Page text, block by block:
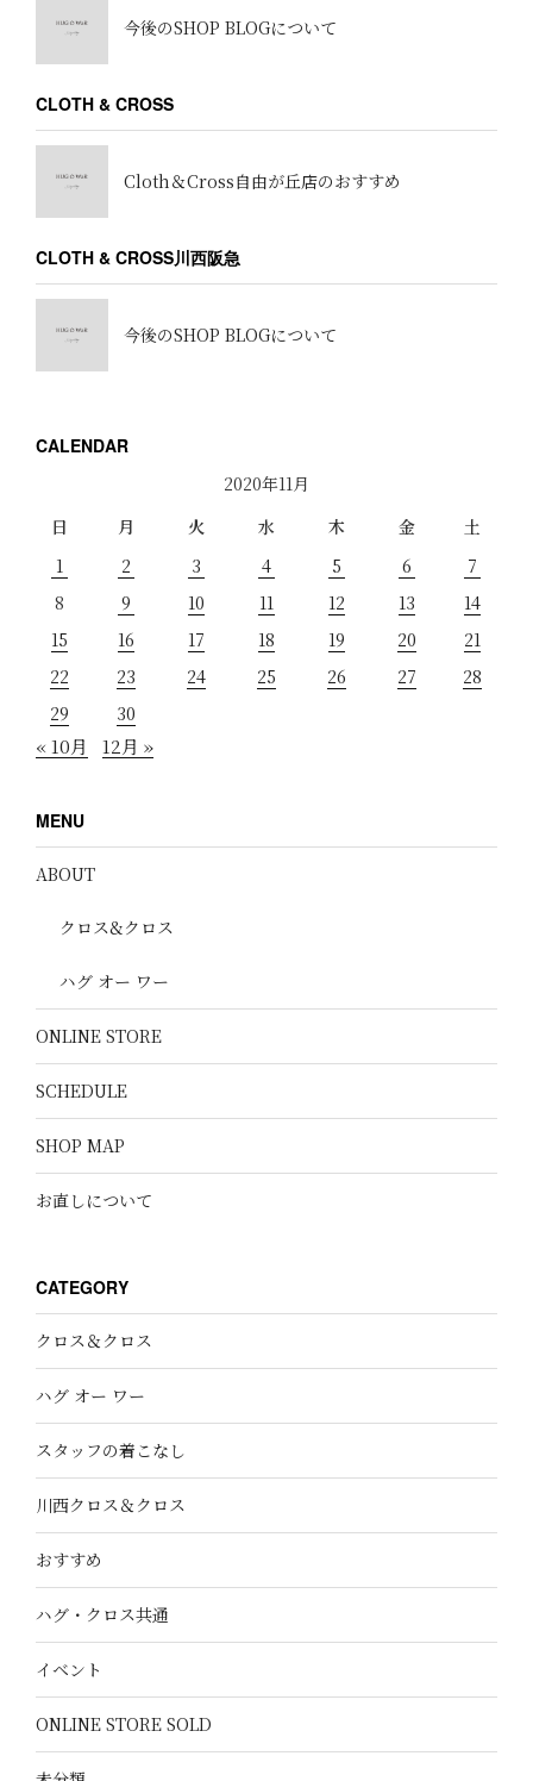
今後のSHOP BLOGについて
CLOTH & CROSS
Cloth＆Cross自由が丘店のおすすめ
CLOTH & CROSS川西阪急
今後のSHOP BLOGについて
CALENDAR
2020年11月
日
月 火 水 木 金
土
1
2 3 4 5 6
7
8
9 10 11 12 13
14
15
16 17 18 19 20
21
22
23 24 25 26 27
28
29
30
« 10月 12月 »
MENU
ABOUT
クロス&クロス
ハグ オー ワー
ONLINE STORE
SCHEDULE
SHOP MAP
お直しについて
CATEGORY
クロス＆クロス
ハグ オー ワー
スタッフの着こなし
川西クロス＆クロス
おすすめ
ハグ・クロス共通
イベント
ONLINE STORE SOLD